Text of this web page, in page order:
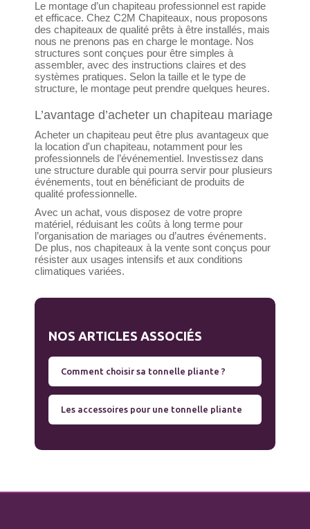
Le montage d’un chapiteau professionnel est rapide
et efficace. Chez C2M Chapiteaux, nous proposons
des chapiteaux de qualité prêts à être installés, mais
nous ne prenons pas en charge le montage. Nos
structures sont conçues pour être simples à
assembler, avec des instructions claires et des
systèmes pratiques. Selon la taille et le type de
structure, le montage peut prendre quelques heures.
L’avantage d’acheter un chapiteau mariage
Acheter un chapiteau peut être plus avantageux que
la location d'un chapiteau, notamment pour les
professionnels de l’événementiel. Investissez dans
une structure durable qui pourra servir pour plusieurs
événements, tout en bénéficiant de produits de
qualité professionnelle.
Avec un achat, vous disposez de votre propre
matériel, réduisant les coûts à long terme pour
l’organisation de mariages ou d’autres événements.
De plus, nos chapiteaux à la vente sont conçus pour
résister aux usages intensifs et aux conditions
climatiques variées.
NOS ARTICLES ASSOCIÉS
Comment choisir sa tonnelle pliante ?
Les accessoires pour une tonnelle pliante